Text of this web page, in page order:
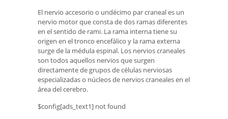
El nervio accesorio o undécimo par craneal es un
nervio motor que consta de dos ramas diferentes
en el sentido de rami. La rama interna tiene su
origen en el tronco encefálico y la rama externa
surge de la médula espinal. Los nervios craneales
son todos aquellos nervios que surgen
directamente de grupos de células nerviosas
especializadas o núcleos de nervios craneales en el
área del cerebro.
$config[ads_text1] not found